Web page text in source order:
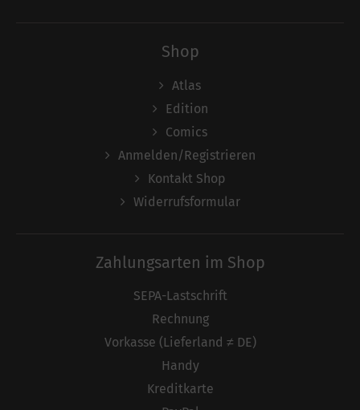
Shop
Atlas
Edition
Comics
Anmelden/Registrieren
Kontakt Shop
Widerrufsformular
Zahlungsarten im Shop
SEPA-Lastschrift
Rechnung
Vorkasse (Lieferland ≠ DE)
Handy
Kreditkarte